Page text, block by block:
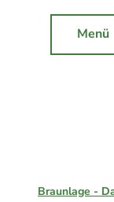
Menü
Braunlage -